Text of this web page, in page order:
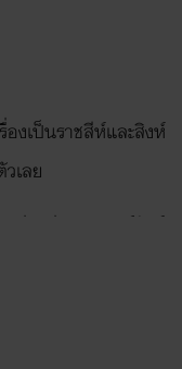
งเป็นราชสีห์และสิงห์
เลย
หล่อๆว่า "กฤษณ์จักร์